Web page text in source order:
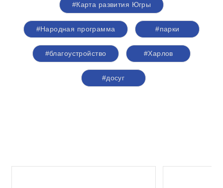
#Карта развития Югры
#Народная программа #парки
#благоустройство #Харлов
#досуг